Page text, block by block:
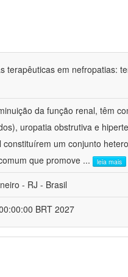
terapêuticas em nefropatias:
da função renal, têm
uropatia obstrutiva e
um conjunto
que promove ... leia mais
- RJ - Brasil
BRT 2027